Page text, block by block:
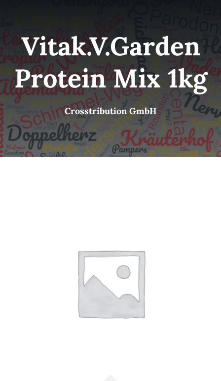
Brands
B2B-Shop
Kontakt
Vitak.V.Garden
Protein Mix 1kg
Crosstribution GmbH